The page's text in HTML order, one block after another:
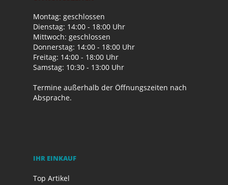
Montag: geschlossen
Dienstag: 14:00 - 18:00 Uhr
Mittwoch: geschlossen
Donnerstag: 14:00 - 18:00 Uhr
Freitag: 14:00 - 18:00 Uhr
Samstag: 10:30 - 13:00 Uhr
Termine außerhalb der Öffnungszeiten nach
Absprache.
IHR EINKAUF
Top Artikel